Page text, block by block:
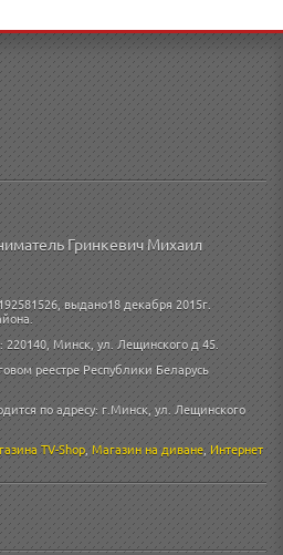
Гринкевич Михаил
выдано18 декабря 2015г.
220140, Минск, ул. Лещинского д 45.
реестре Республики Беларусь
по адресу: г.Минск, ул. Лещинского
TV-Shop,Магазин на диване,Интернет